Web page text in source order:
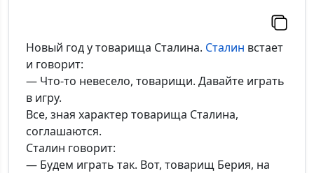
Новый год у товарища Сталина. Сталин встает
и говорит:
— Что-то невесело, товарищи. Давайте играть
в игру.
Все, зная характер товарища Сталина,
соглашаются.
Сталин говорит:
— Будем играть так. Вот, товарищ Берия, на